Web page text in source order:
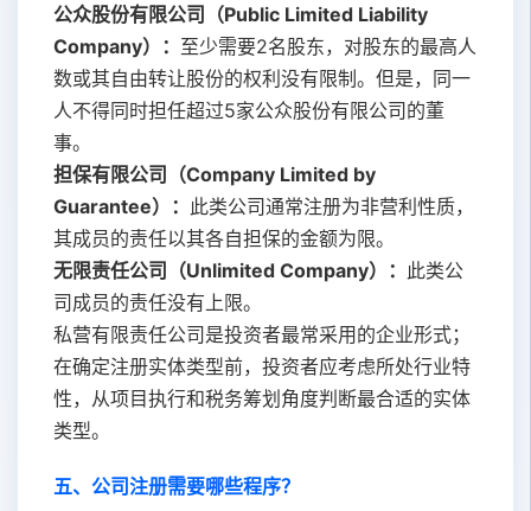
公众股份有限公司（Public Limited Liability
Company）： 至少需要2名股东，对股东的最高人
数或其自由转让股份的权利没有限制。但是，同一
人不得同时担任超过5家公众股份有限公司的董
事。
担保有限公司（Company Limited by
Guarantee）： 此类公司通常注册为非营利性质，
其成员的责任以其各自担保的金额为限。
无限责任公司（Unlimited Company）： 此类公
司成员的责任没有上限。
私营有限责任公司是投资者最常采用的企业形式；
在确定注册实体类型前，投资者应考虑所处行业特
性，从项目执行和税务筹划角度判断最合适的实体
类型。
五、公司注册需要哪些程序？